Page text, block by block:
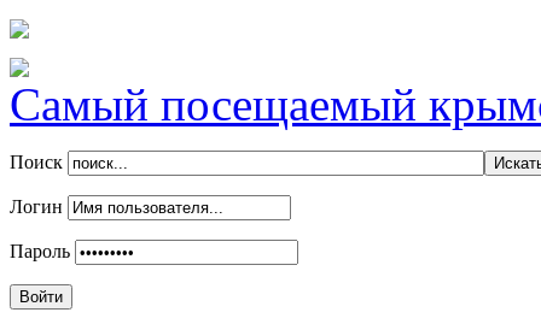
Самый посещаемый
Поиск
Логин
Пароль
Войти